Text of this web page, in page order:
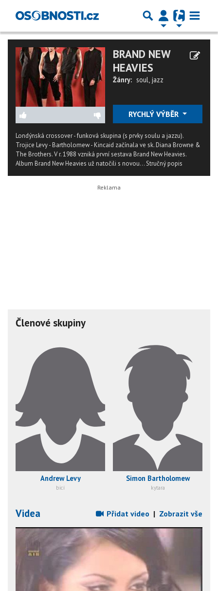
BRAND NEW
HEAVIES
Žánry: soul, jazz
RYCHLÝ VÝBĚR
Londýnská crossover - funková skupina (s prvky soulu a jazzu).
Trojice Levy - Bartholomew - Kincaid začínala ve sk. Diana Browne &
The Brothers. V r. 1988 vzniká první sestava Brand New Heavies.
Album Brand New Heavies už natočili s novou...Stručný popis
Členové skupiny
Andrew Levy
bicí
Simon Bartholomew
kytara
Videa Přidat video | Zobrazit vše